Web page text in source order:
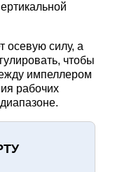
осевую силу, а
чтобы
импеллером
рабочих